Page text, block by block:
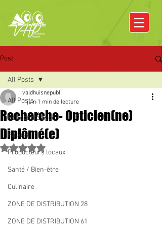
Post
All Posts
Rencontre avec
Pâques
Producteurs locaux
Santé / Bien-être
Culinaire
ZONE DE DISTRIBUTION 28
ZONE DE DISTRIBUTION 61
All Posts
Recherche- Opticien(ne)
Diplômé(e)
valdhuisnepubli
1 juin 1 min de lecture
Noté NaN étoiles sur 5.